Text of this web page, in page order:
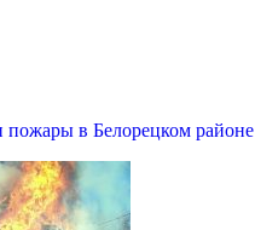
пожары в Белорецком районе